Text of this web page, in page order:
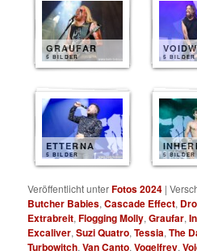
GRAUFAR
5 BILDER 5 BILDER
ETTERNA
5 BILDER 5 BILDER
Veröffentlicht unterFotos 2024 |
Butcher Babies,Cascade Effect,
Extrabreit,Flogging Molly,Graufar,
Excaliver,Suzi Quatro,Tessia,The
Turbowitch,Van Canto,Vogelfrey,